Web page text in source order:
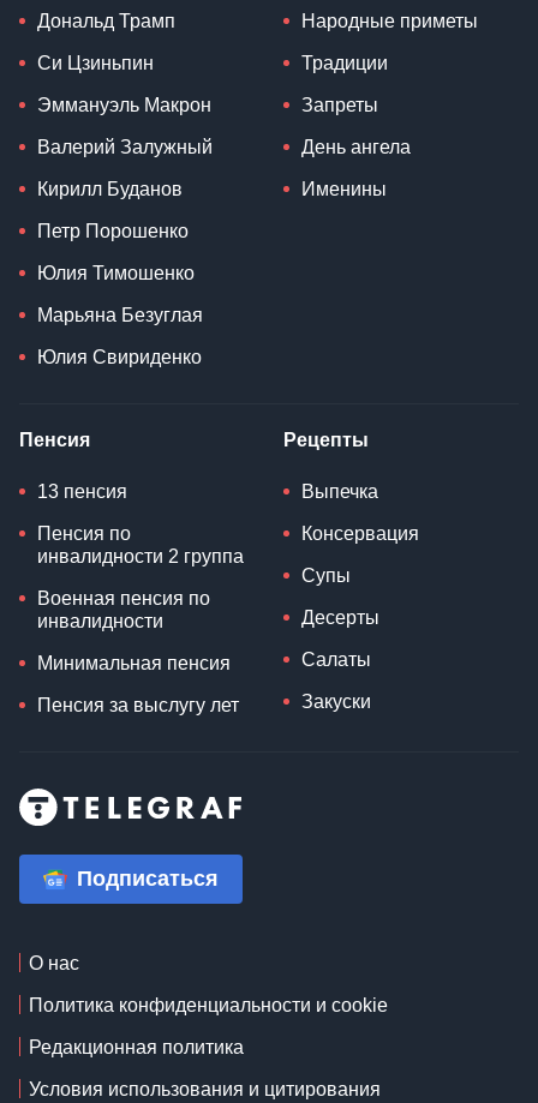
Дональд Трамп
Си Цзиньпин
Эммануэль Макрон
Валерий Залужный
Кирилл Буданов
Петр Порошенко
Юлия Тимошенко
Марьяна Безуглая
Юлия Свириденко
Народные приметы
Традиции
Запреты
День ангела
Именины
Пенсия
13 пенсия
Пенсия по
инвалидности 2 группа
Военная пенсия по
инвалидности
Минимальная пенсия
Пенсия за выслугу лет
Рецепты
Выпечка
Консервация
Супы
Десерты
Салаты
Закуски
Подписаться
О нас
Политика конфиденциальности и cookie
Редакционная политика
Условия использования и цитирования